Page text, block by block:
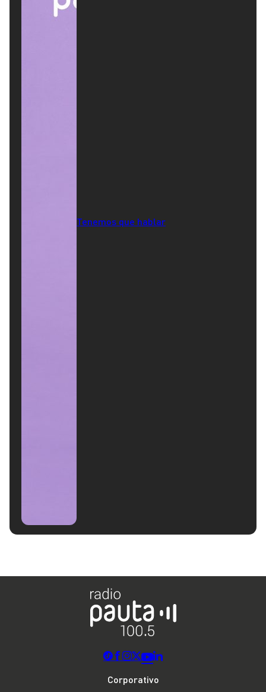
Tenemos que hablar
Corporativo